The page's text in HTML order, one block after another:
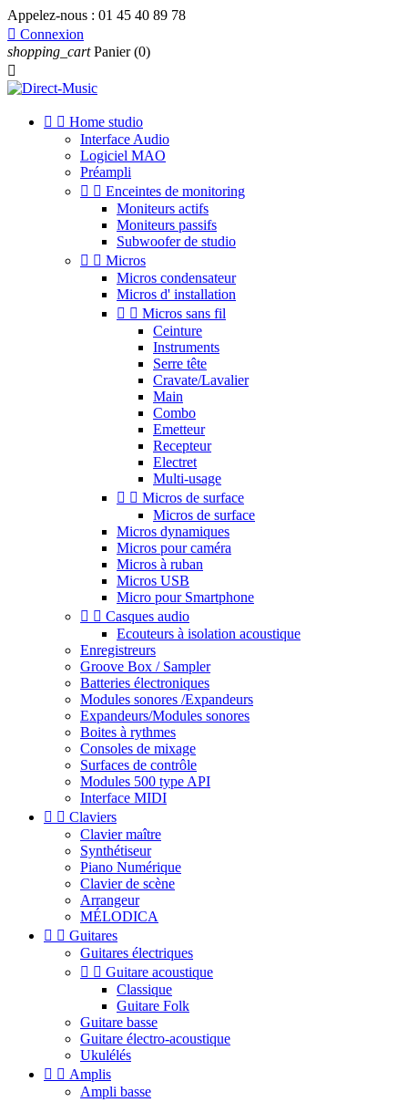
Appelez-nous : 01 45 40 89 78
 Connexion
shopping_cart Panier (0)

  Home studio
Interface Audio
Logiciel MAO
Préampli
  Enceintes de monitoring
Moniteurs actifs
Moniteurs passifs
Subwoofer de studio
  Micros
Micros condensateur
Micros d' installation
  Micros sans fil
Ceinture
Instruments
Serre tête
Cravate/Lavalier
Main
Combo
Emetteur
Recepteur
Electret
Multi-usage
  Micros de surface
Micros de surface
Micros dynamiques
Micros pour caméra
Micros à ruban
Micros USB
Micro pour Smartphone
  Casques audio
Ecouteurs à isolation acoustique
Enregistreurs
Groove Box / Sampler
Batteries électroniques
Modules sonores /Expandeurs
Expandeurs/Modules sonores
Boites à rythmes
Consoles de mixage
Surfaces de contrôle
Modules 500 type API
Interface MIDI
  Claviers
Clavier maître
Synthétiseur
Piano Numérique
Clavier de scène
Arrangeur
MÉLODICA
  Guitares
Guitares électriques
  Guitare acoustique
Classique
Guitare Folk
Guitare basse
Guitare électro-acoustique
Ukulélés
  Amplis
Ampli basse